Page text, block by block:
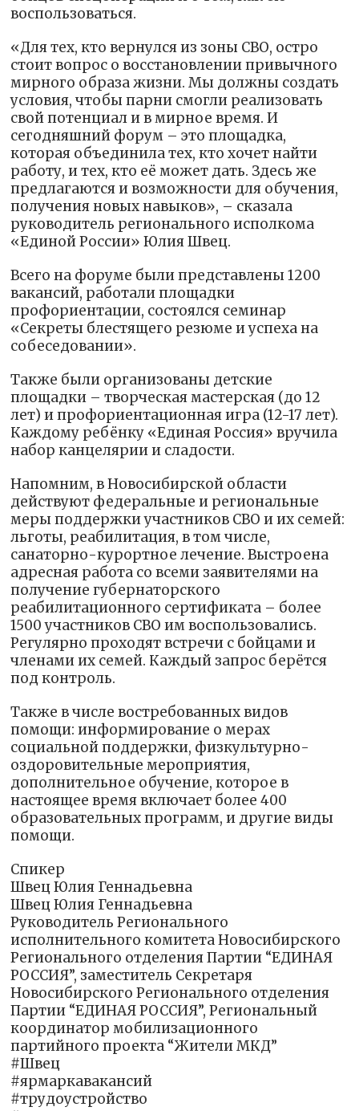
воспользоваться.
«Для тех, кто вернулся из зоны СВО, остро
стоит вопрос о восстановлении привычного
мирного образа жизни. Мы должны создать
условия, чтобы парни смогли реализовать
свой потенциал и в мирное время. И
сегодняшний форум – это площадка,
которая объединила тех, кто хочет найти
работу, и тех, кто её может дать. Здесь же
предлагаются и возможности для обучения,
получения новых навыков», – сказала
руководитель регионального исполкома
«Единой России» Юлия Швец.
Всего на форуме были представлены 1200
вакансий, работали площадки
профориентации, состоялся семинар
«Секреты блестящего резюме и успеха на
собеседовании».
Также были организованы детские
площадки – творческая мастерская (до 12
лет) и профориентационная игра (12-17 лет).
Каждому ребёнку «Единая Россия» вручила
набор канцелярии и сладости.
Напомним, в Новосибирской области
действуют федеральные и региональные
меры поддержки участников СВО и их семей:
льготы, реабилитация, в том числе,
санаторно-курортное лечение. Выстроена
адресная работа со всеми заявителями на
получение губернаторского
реабилитационного сертификата – более
1500 участников СВО им воспользовались.
Регулярно проходят встречи с бойцами и
членами их семей. Каждый запрос берётся
под контроль.
Также в числе востребованных видов
помощи: информирование о мерах
социальной поддержки, физкультурно-
оздоровительные мероприятия,
дополнительное обучение, которое в
настоящее время включает более 400
образовательных программ, и другие виды
помощи.
Спикер
Швец Юлия Геннадьевна
Швец Юлия Геннадьевна
Руководитель Регионального
исполнительного комитета Новосибирского
Регионального отделения Партии “ЕДИНАЯ
РОССИЯ”, заместитель Секретаря
Новосибирского Регионального отделения
Партии “ЕДИНАЯ РОССИЯ”, Региональный
координатор мобилизационного
партийного проекта “Жители МКД”
#Швец
#ярмаркавакансий
#трудоустройство